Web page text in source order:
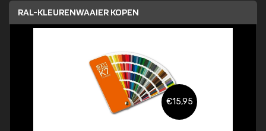
RAL-KLEURENWAAIER KOPEN
€15,95